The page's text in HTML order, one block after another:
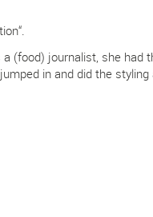
(food) journalist, she had
in and did the styling